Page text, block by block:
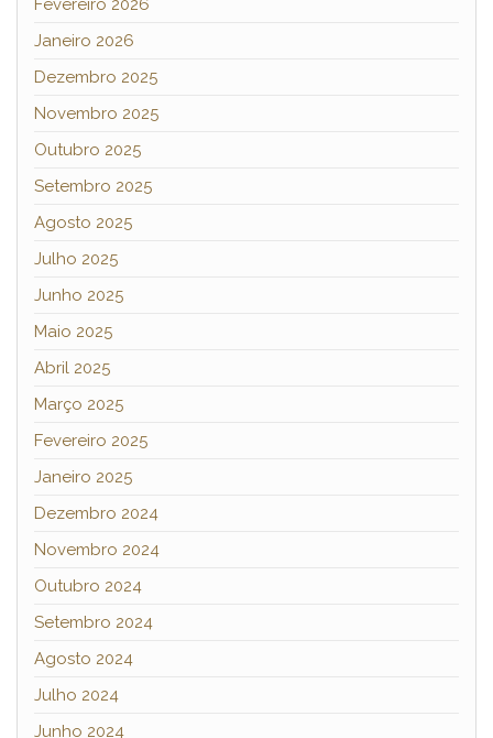
Fevereiro 2026
Janeiro 2026
Dezembro 2025
Novembro 2025
Outubro 2025
Setembro 2025
Agosto 2025
Julho 2025
Junho 2025
Maio 2025
Abril 2025
Março 2025
Fevereiro 2025
Janeiro 2025
Dezembro 2024
Novembro 2024
Outubro 2024
Setembro 2024
Agosto 2024
Julho 2024
Junho 2024